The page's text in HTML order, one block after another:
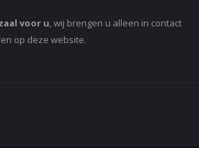
voor u, wij brengen u alleen in contact
op deze website.